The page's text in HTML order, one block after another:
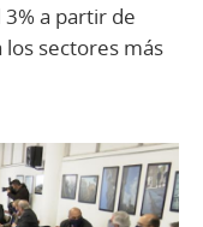
a partir de
sectores más